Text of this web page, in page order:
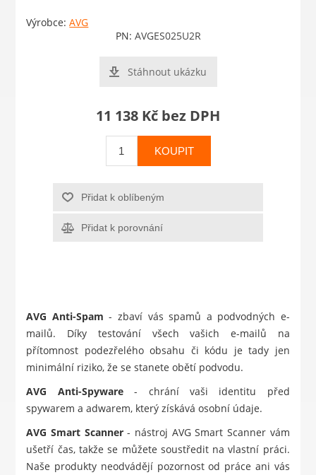
Výrobce: AVG
PN: AVGES025U2R
Stáhnout ukázku
11 138 Kč bez DPH
KOUPIT
Přidat k oblíbeným
Přidat k porovnání
AVG Anti-Spam - zbaví vás spamů a podvodných e-
mailů. Díky testování všech vašich e-mailů na
přítomnost podezřelého obsahu či kódu je tady jen
minimální riziko, že se stanete obětí podvodu.
AVG Anti-Spyware- chrání vaši identitu před
spywarem a adwarem, který získává osobní údaje.
AVG Smart Scanner- nástroj AVG Smart Scanner vám
ušetří čas, takže se můžete soustředit na vlastní práci.
Naše produkty neodvádějí pozornost od práce ani vás